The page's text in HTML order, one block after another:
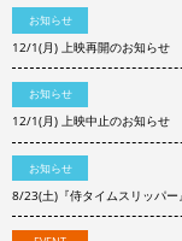
お知らせ
12/1(月) 上映再開のお知らせ
お知らせ
12/1(月) 上映中止のお知らせ
お知らせ
8/23(土)『侍タイムスリッパ